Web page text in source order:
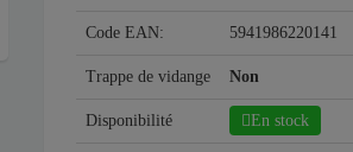
Code EAN: 5941986220141
Trappe de vidange Non
Disponibilité En stock